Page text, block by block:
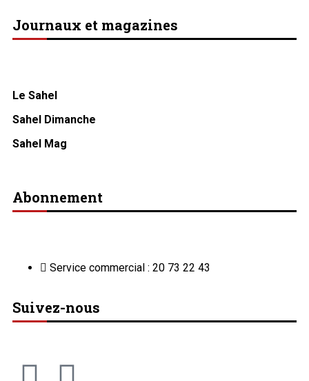
Journaux et magazines
Le Sahel
Sahel Dimanche
Sahel Mag
Abonnement
Service commercial : 20 73 22 43
Suivez-nous